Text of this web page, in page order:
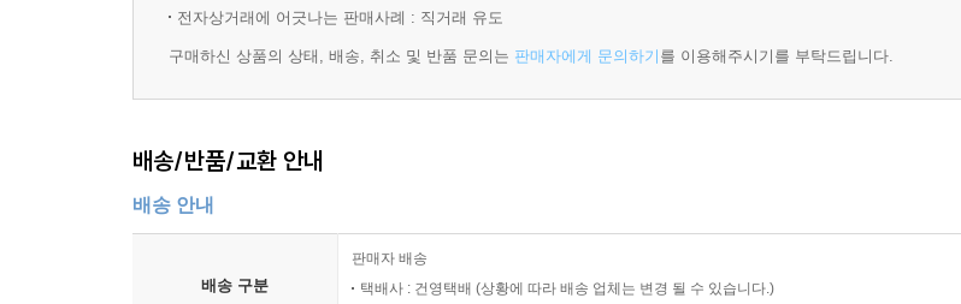
전자상거래에 어긋나는 판매사례 : 직거래 유도
구매하신 상품의 상태, 배송, 취소 및 반품 문의는 판매자에게 문의하기 를 이용해주시기를 부탁드립니다.
배송/반품/교환 안내
배송 안내
배송 구분
판매자 배송
택배사 : 건영택배 (상황에 따라 배송 업체는 변경 될 수 있습니다.)